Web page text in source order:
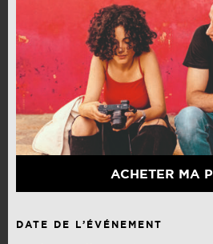
ACHETER MA
DATE DE L’ÉVÉNEMENT